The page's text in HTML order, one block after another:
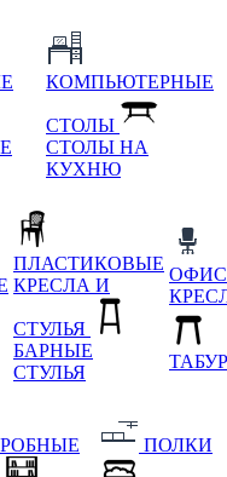
КОМПЬЮТЕРНЫЕ
СТОЛЫ
СТОЛЫ НА
КУХНЮ
ПЛАСТИКОВЫЕ
КРЕСЛА И
СТУЛЬЯ
БАРНЫЕ
СТУЛЬЯ
ПОЛКИ